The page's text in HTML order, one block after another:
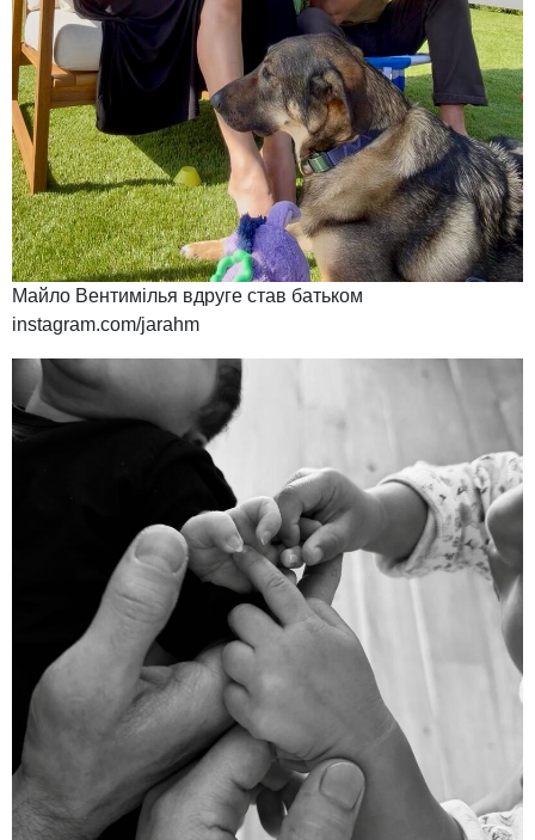
Майло Вентимілья вдруге став батьком
instagram.com/jarahm